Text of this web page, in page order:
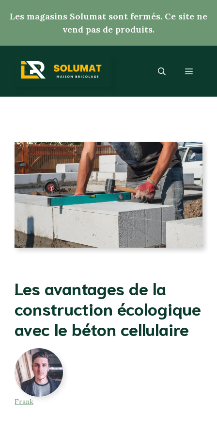
Les magasins Solumat sont fermés. Ce site ne
vend pas de produits.
Menu
Les avantages de la
construction écologique
avec le béton cellulaire
Frank